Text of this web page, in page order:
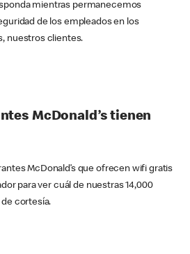
mientras permanecemos
de los empleados en los
nuestros clientes.
McDonald’s tienen
McDonald’s que ofrecen wifi gratis
para ver cuál de nuestras 14,000
cortesía.